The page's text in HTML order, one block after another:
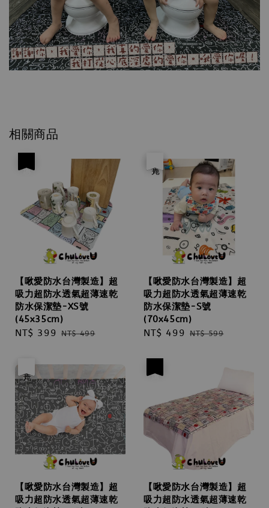
相關商品
【啾愛防水台灣製造】超
吸力超防水透氣超薄速乾
防水保潔墊-XS號
(45x35cm)
Sale
NT$ 399 Regular
NT$ 499
【啾愛防水台灣製造】超
吸力超防水透氣超薄速乾
防水保潔墊-S號
(70x45cm)
Sale
NT$ 499 Regular
NT$ 599
【啾愛防水台灣製造】超
吸力超防水透氣超薄速乾
【啾愛防水台灣製造】超
吸力超防水透氣超薄速乾